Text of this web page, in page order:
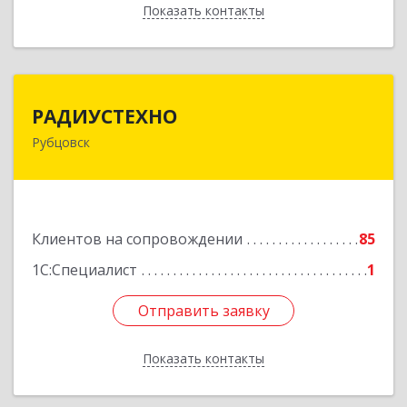
Показать контакты
Назад
РАДИУСТЕХНО
Рубцовск
Клиентов на сопровождении
85
1С:Специалист
1
Отправить заявку
Показать контакты
658225, Алтайский край, Рубцовск г, Ленина пр-
Отправить заявку
Назад